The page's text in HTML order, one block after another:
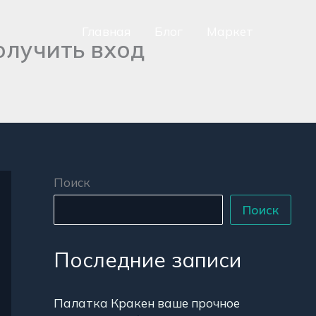
вход
Поиск
Поиск
Последние записи
Палатка Кракен ваше прочное